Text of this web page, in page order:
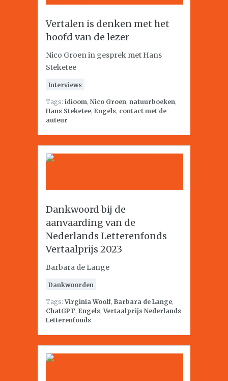
Vertalen is denken met het
hoofd van de lezer
Nico Groen in gesprek met Hans
Steketee
Interviews
Tags: idioom, Nico Groen, natuurboeken,
Hans Steketee, Engels, contact met de
auteur
Dankwoord bij de
aanvaarding van de
Nederlands Letterenfonds
Vertaalprijs 2023
Barbara de Lange
Dankwoorden
Tags:Virginia Woolf, Barbara de Lange,
ChatGPT, Engels,Vertaalprijs Nederlands
Letterenfonds